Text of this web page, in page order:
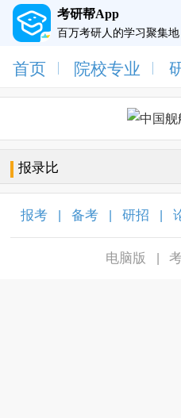
考研帮App
百万考研人的学习聚集地
首页 院校专业
报录比
报考 备考 研招
电脑版